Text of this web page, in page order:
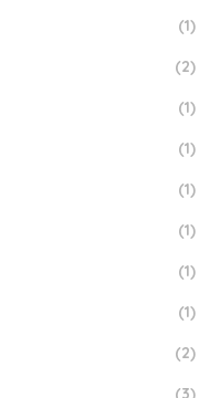
(1)
(2)
(1)
(1)
(1)
(1)
(1)
(1)
(2)